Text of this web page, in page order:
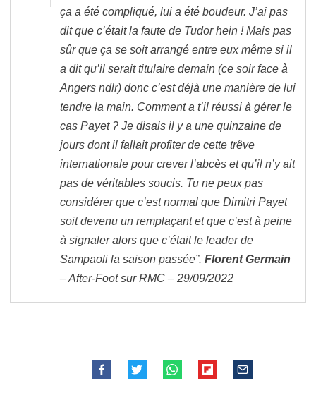
ça a été compliqué, lui a été boudeur. J’ai pas
dit que c’était la faute de Tudor hein ! Mais pas
sûr que ça se soit arrangé entre eux même si il
a dit qu’il serait titulaire demain (ce soir face à
Angers ndlr) donc c’est déjà une manière de lui
tendre la main. Comment a t’il réussi à gérer le
cas Payet ? Je disais il y a une quinzaine de
jours dont il fallait profiter de cette trêve
internationale pour crever l’abcès et qu’il n’y ait
pas de véritables soucis. Tu ne peux pas
considérer que c’est normal que Dimitri Payet
soit devenu un remplaçant et que c’est à peine
à signaler alors que c’était le leader de
Sampaoli la saison passée”. Florent Germain
– After-Foot sur RMC – 29/09/2022